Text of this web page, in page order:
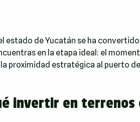
estado de Yucatán se ha
en la etapa ideal: el
la proximidad estratégica al puerto
invertir en terrenos